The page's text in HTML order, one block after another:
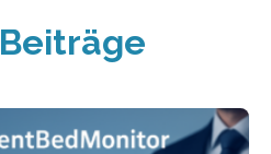
Beiträge